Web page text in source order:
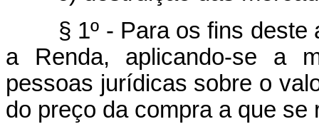
§ 1º - Para os fins deste
a Renda, aplicando-se a
pessoas jurídicas sobre o
do preço da compra a que se